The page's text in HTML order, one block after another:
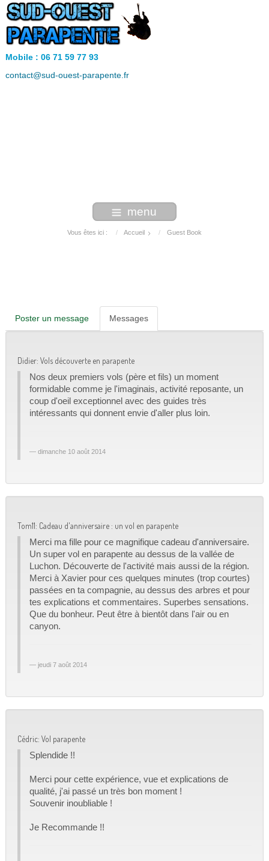
Mobile : 06 71 59 77 93
contact@sud-ouest-parapente.fr
menu
Vous êtes ici : Accueil Guest Book
Poster un message Messages
Didier: Vols découverte en parapente
Nos deux premiers vols (père et fils) un moment
formidable comme je l'imaginais, activité reposante, un
coup d'oeil exceptionnel avec des guides très
intéressants qui donnent envie d'aller plus loin.
dimanche 10 août 2014
Tom11: Cadeau d'anniversaire : un vol en parapente
Merci ma fille pour ce magnifique cadeau d'anniversaire.
Un super vol en parapente au dessus de la vallée de
Luchon. Découverte de l'activité mais aussi de la région.
Merci à Xavier pour ces quelques minutes (trop courtes)
passées en ta compagnie, au dessus des arbres et pour
tes explications et commentaires. Superbes sensations.
Que du bonheur. Peut être à bientôt dans l'air ou en
canyon.
jeudi 7 août 2014
Cédric: Vol parapente
Splendide !!
Merci pour cette expérience, vue et explications de
qualité, j'ai passé un très bon moment !
Souvenir inoubliable !
Je Recommande !!